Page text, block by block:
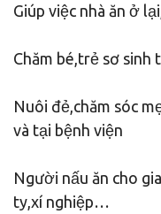
Giúp việc nhà ăn ở
Chăm bé,trẻ sơ sinh
Nuôi đẻ,chăm sóc
và tại bệnh viện
Người nấu ăn cho
ty,xí nghiệp…